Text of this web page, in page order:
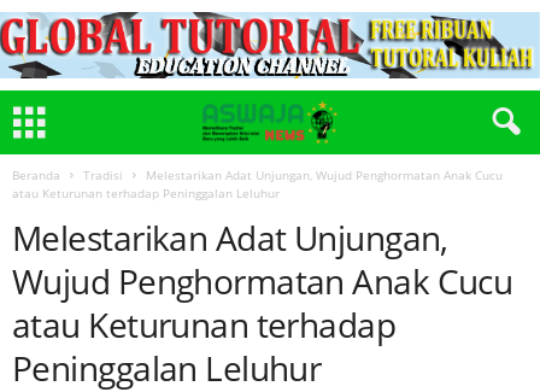
Beranda Tradisi
Melestarikan Adat Unjungan, Wujud Penghormatan Anak Cucu
atau Keturunan terhadap Peninggalan Leluhur
Melestarikan Adat Unjungan,
Wujud Penghormatan Anak Cucu
atau Keturunan terhadap
Peninggalan Leluhur